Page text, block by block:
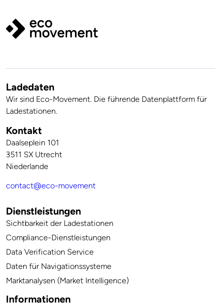
Kontakt
Daalseplein 101
3511 SX Utrecht
Niederlande
contact@eco-movement
Dienstleistungen
Sichtbarkeit der Ladestationen
Compliance-Dienstleistungen
Data Verification Service
Daten für Navigationssysteme
Marktanalysen (Market Intelligence)
Informationen
Ladedaten
Wir sind Eco-Movement. Die führende Datenplattform für
Ladestationen.